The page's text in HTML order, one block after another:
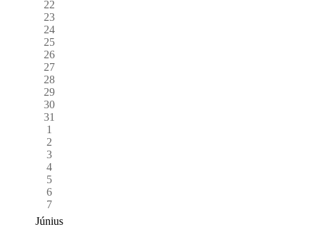
22
23
24
25
26
27
28
29
30
31
1
2
3
4
5
6
7
Június